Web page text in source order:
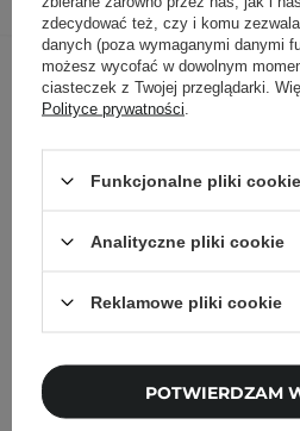
Inni klienci
zdecydować też, czy i komu
danych (poza wymaganymi danymi
możesz wycofać w dowolnym
ciasteczek z Twojej przeglądarki.
Polityce prywatności
Funkcjonalne pliki
Analityczne pliki cookie
Reklamowe pliki cookie
POTWIERDZAM